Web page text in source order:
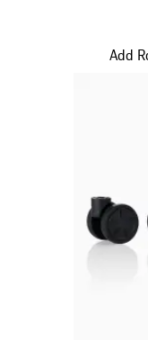
Add